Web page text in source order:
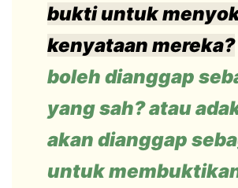
bukti untuk
kenyataan mereka?
boleh dianggap
yang sah? atau
akan dianggap
untuk